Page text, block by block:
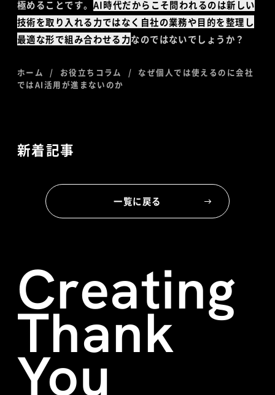
極めることです。 AI時代だからこそ問われるのは新しい
技術を取り入れる力ではなく自社の業務や目的を整理し
最適な形で組み合わせる力なのではないでしょうか？
ホーム お役立ちコラム
なぜ個人では使えるのに会社
ではAI活用が進まないのか
新着記事
一覧に戻る
Creating
Thank
You